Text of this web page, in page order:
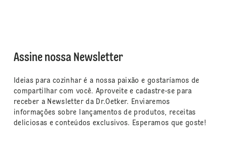
Assine nossa Newsletter
Ideias para cozinhar é a nossa paixão e gostaríamos de
compartilhar com você. Aproveite e cadastre-se para
receber a Newsletter da Dr.Oetker. Enviaremos
informações sobre lançamentos de produtos, receitas
deliciosas e conteúdos exclusivos. Esperamos que goste!